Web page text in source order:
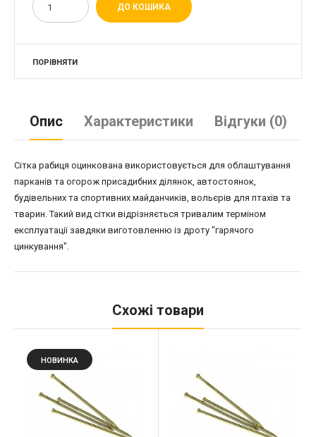
ПОРІВНЯТИ
Опис Характеристики Відгуки (0)
Сітка рабиця оцинкована використовується для облаштування
парканів та огорож присадибних ділянок, автостоянок,
будівельних та спортивних майданчиків, вольєрів для птахів та
тварин. Такий вид сітки відрізняється тривалим терміном
експлуатації завдяки виготовленню із дроту "гарячого
цинкування".
Схожі товари
НОВИНКА